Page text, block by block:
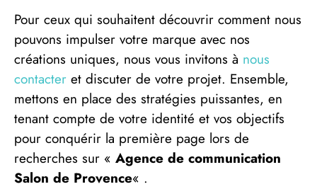
Pour ceux qui souhaitent découvrir comment nous
pouvons impulser votre marque avec nos
créations uniques, nous vous invitons à nous
contacter et discuter de votre projet. Ensemble,
mettons en place des stratégies puissantes, en
tenant compte de votre identité et vos objectifs
pour conquérir la première page lors de
recherches sur « Agence de communication
Salon de Provence« .